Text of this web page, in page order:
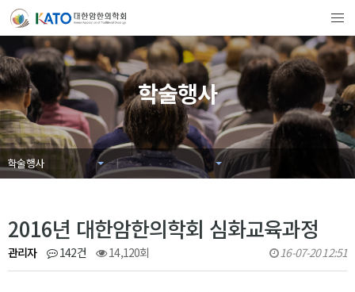
학술행사
학술행사
2016년 대한암한의학회 심화교육과정
관리자 142건 14,120회 16-07-20 12:51